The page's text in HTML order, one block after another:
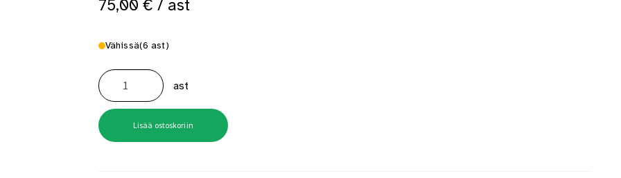
saunan puupinnat taas siisteiksiUsein kysytyt kysymykset (FAQ)
75,00 € / ast
Vähissä(6 ast)
Bitumiliuos
Icopal
BIL
20/85
10
l
määrä
ast
Lisää ostoskoriin